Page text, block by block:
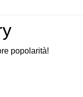
popolarità!